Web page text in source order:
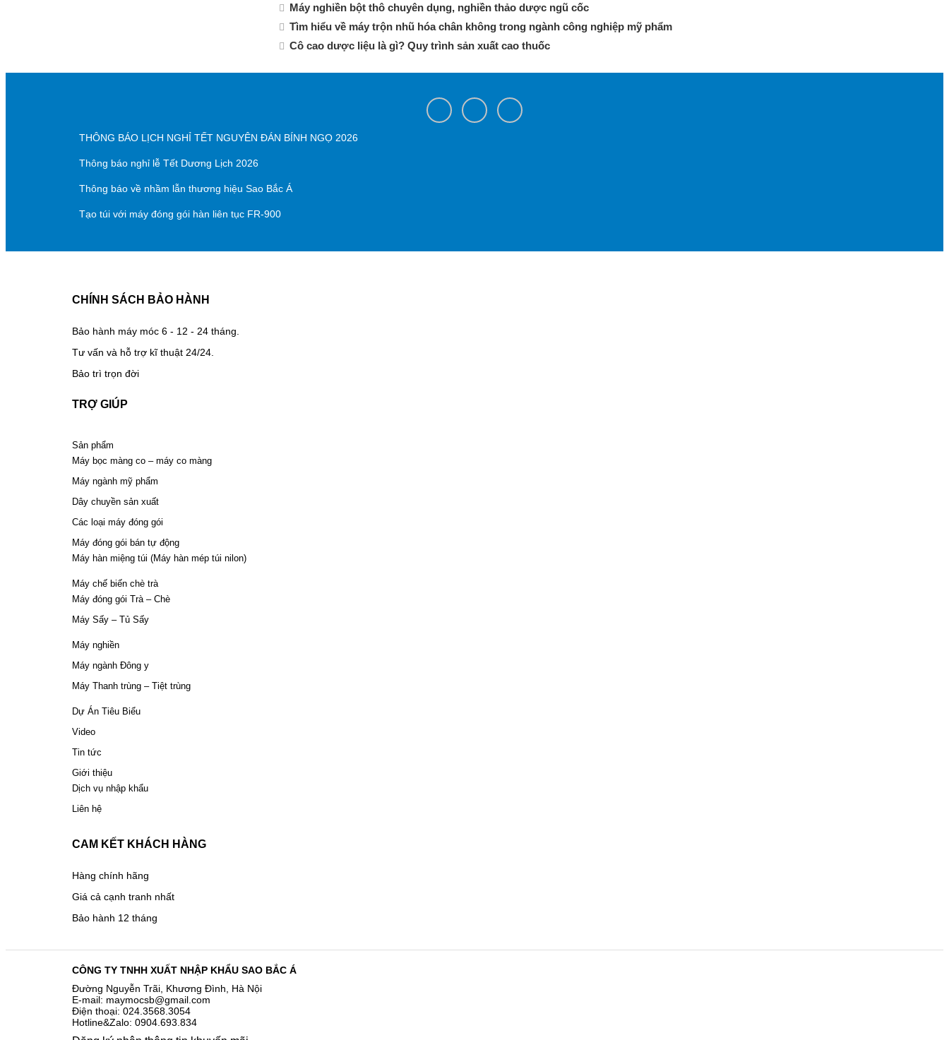
Máy nghiền bột thô chuyên dụng, nghiền thảo dược ngũ cốc
Tìm hiểu về máy trộn nhũ hóa chân không trong ngành công nghiệp mỹ phẩm
Cô cao dược liệu là gì? Quy trình sản xuất cao thuốc
THÔNG BÁO LỊCH NGHỈ TẾT NGUYÊN ĐÁN BÍNH NGỌ 2026
Thông báo nghỉ lễ Tết Dương Lịch 2026
Thông báo về nhầm lẫn thương hiệu Sao Bắc Á
Tạo túi với máy đóng gói hàn liên tục FR-900
CHÍNH SÁCH BẢO HÀNH
Bảo hành máy móc 6 - 12 - 24 tháng.
Tư vấn và hỗ trợ kĩ thuật 24/24.
Bảo trì trọn đời
TRỢ GIÚP
Sản phẩm
Máy bọc màng co – máy co màng
Máy ngành mỹ phẩm
Dây chuyền sản xuất
Các loại máy đóng gói
Máy đóng gói bán tự động
Máy hàn miệng túi (Máy hàn mép túi nilon)
Máy chế biến chè trà
Máy đóng gói Trà – Chè
Máy Sấy – Tủ Sấy
Máy nghiền
Máy ngành Đông y
Máy Thanh trùng – Tiệt trùng
Dự Án Tiêu Biểu
Video
Tin tức
Giới thiệu
Dịch vụ nhập khẩu
Liên hệ
CAM KẾT KHÁCH HÀNG
Hàng chính hãng
Giá cả cạnh tranh nhất
Bảo hành 12 tháng
CÔNG TY TNHH XUẤT NHẬP KHẨU SAO BẮC Á
Đường Nguyễn Trãi, Khương Đình, Hà Nội
E-mail: maymocsb@gmail.com
Điện thoại: 024.3568.3054
Hotline&Zalo: 0904.693.834